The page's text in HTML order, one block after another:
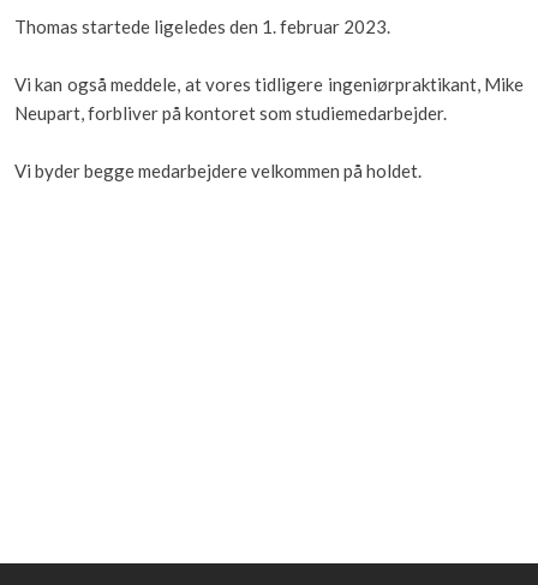
Thomas startede ligeledes den 1. februar 2023.
Vi kan også meddele, at vores tidligere ingeniørpraktikant, Mike
Neupart, forbliver på kontoret som studiemedarbejder.
​Vi byder begge medarbejdere velkommen på holdet.